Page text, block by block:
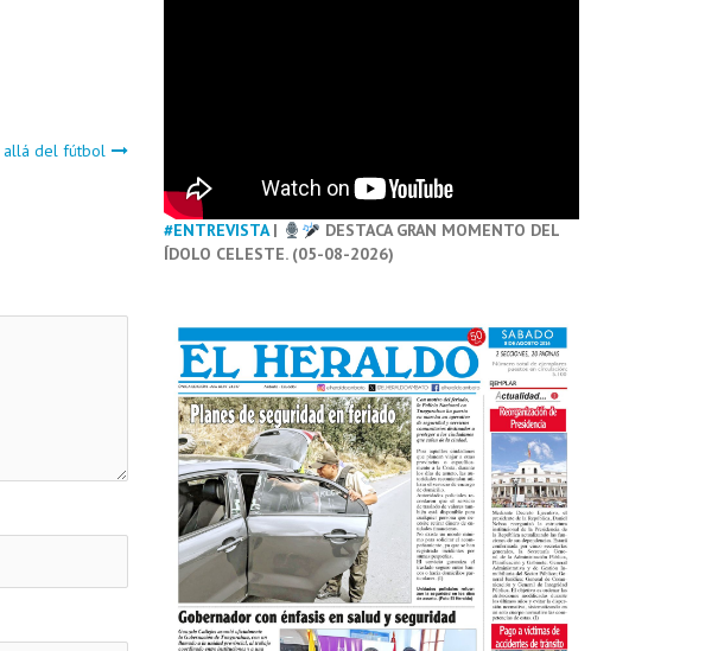
allá del fútbol
#ENTREVISTA|
DESTACA GRAN MOMENTO DEL
ÍDOLO CELESTE. (05-08-2026)